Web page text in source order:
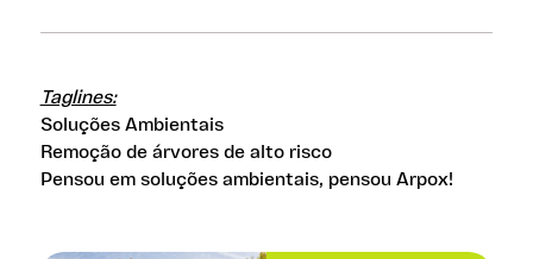
Taglines:
Soluções Ambientais
Remoção de árvores de alto risco
Pensou em soluções ambientais, pensou Arpox!